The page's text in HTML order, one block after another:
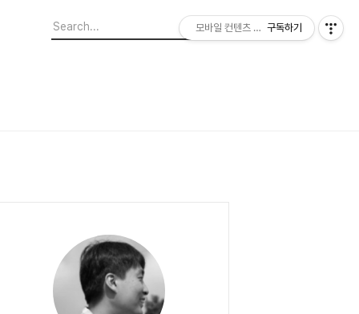
모바일 컨텐츠 이야기구독하기